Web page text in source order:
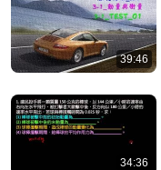
AI時代最重要的
｜鄭國威｜人文
大愛人文講堂
New 12K views
39:46
34:36